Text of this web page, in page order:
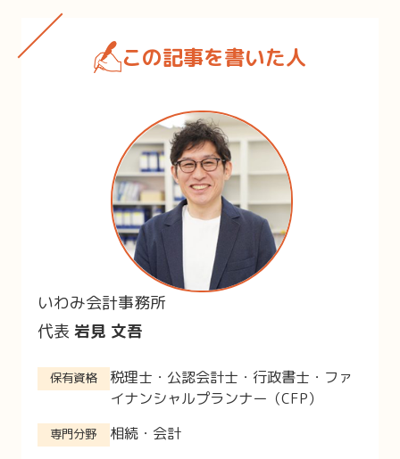
この記事を書いた人
いわみ会計事務所
代表 岩見 文吾
保有資格
税理士・公認会計士・行政書士・ファ
イナンシャルプランナー（CFP）
専門分野 相続・会計